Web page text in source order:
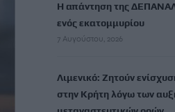
Η απάντηση της ΔΕΠΑΝΑΛ
ενός εκατομμυρίου
7 Αυγούστου, 2026
Λιμενικό: Ζητούν
στην Κρήτη λόγω των